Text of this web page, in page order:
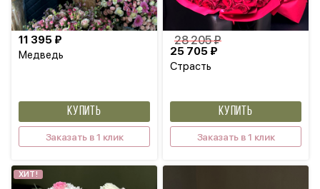
Медведь
11 395 ₽
КУПИТЬ
Заказать в 1 клик
Страсть
25 705 ₽
28 205 ₽
КУПИТЬ
Заказать в 1 клик
ХИТ!